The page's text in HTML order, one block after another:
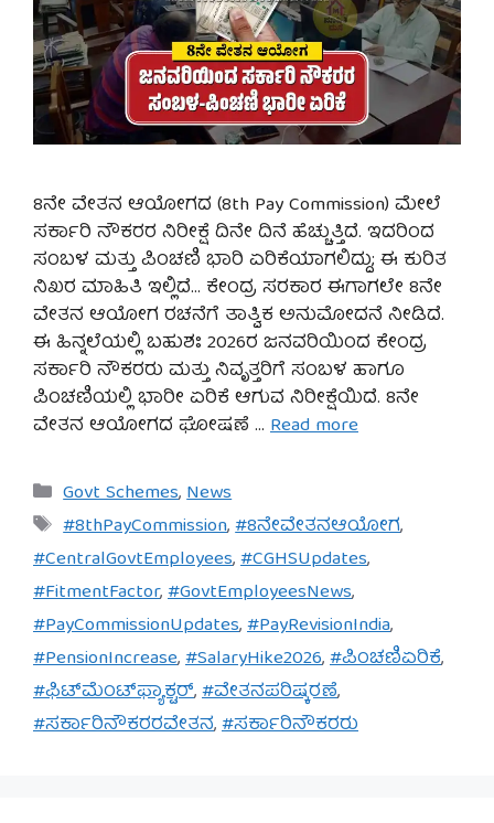
8ನೇ ವೇತನ ಆಯೋಗದ (8th Pay Commission) ಮೇಲೆ
ಸರ್ಕಾರಿ ನೌಕರರ ನಿರೀಕ್ಷೆ ದಿನೇ ದಿನೆ ಹೆಚ್ಚುತ್ತಿದೆ. ಇದರಿಂದ
ಸಂಬಳ ಮತ್ತು ಪಿಂಚಣಿ ಭಾರಿ ಏರಿಕೆಯಾಗಲಿದ್ದು; ಈ ಕುರಿತ
ನಿಖರ ಮಾಹಿತಿ ಇಲ್ಲಿದೆ… ಕೇಂದ್ರ ಸರಕಾರ ಈಗಾಗಲೇ 8ನೇ
ವೇತನ ಆಯೋಗ ರಚನೆಗೆ ತಾತ್ವಿಕ ಅನುಮೋದನೆ ನೀಡಿದೆ.
ಈ ಹಿನ್ನಲೆಯಲ್ಲಿ ಬಹುಶಃ 2026ರ ಜನವರಿಯಿಂದ ಕೇಂದ್ರ
ಸರ್ಕಾರಿ ನೌಕರರು ಮತ್ತು ನಿವೃತ್ತರಿಗೆ ಸಂಬಳ ಹಾಗೂ
ಪಿಂಚಣಿಯಲ್ಲಿ ಭಾರೀ ಏರಿಕೆ ಆಗುವ ನಿರೀಕ್ಷೆಯಿದೆ. 8ನೇ
ವೇತನ ಆಯೋಗದ ಘೋಷಣೆ … Read more
Categories
Govt Schemes,News
Tags
#8thPayCommission,#8ನೇವೇತನಆಯೋಗ,
#CentralGovtEmployees,#CGHSUpdates,
#FitmentFactor,#GovtEmployeesNews,
#PayCommissionUpdates,#PayRevisionIndia,
#PensionIncrease,#SalaryHike2026,#ಪಿಂಚಣಿಏರಿಕೆ,
#ಫಿಟ್‌ಮೆಂಟ್‌ಫ್ಯಾಕ್ಟರ್,#ವೇತನಪರಿಷ್ಕರಣೆ,
#ಸರ್ಕಾರಿನೌಕರರವೇತನ,#ಸರ್ಕಾರಿನೌಕರರು